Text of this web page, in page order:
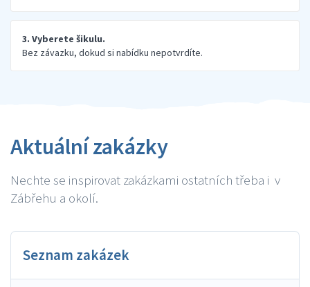
3. Vyberete šikulu.
Bez závazku, dokud si nabídku nepotvrdíte.
Aktuální zakázky
Nechte se inspirovat zakázkami ostatních třeba i v
Zábřehu a okolí.
Seznam zakázek